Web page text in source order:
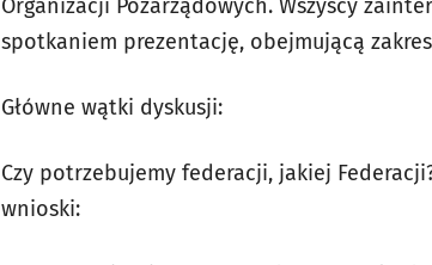
Organizacji Pozarządowych. Wszyscy
spotkaniem prezentację, obejmującą zakres
Główne wątki dyskusji:
Czy potrzebujemy federacji, jakiej
wnioski: